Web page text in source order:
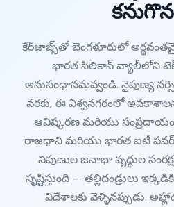
కేర్‌జాబ్స్‌తో బెంగళూరులో
భారత సిలికాన్ వ్యాలీలోని
అనుసంధానమవ్వండి. నైపుణ్య
వరకు, ఈ విశ్వనగరంలో
ఆవిష్కరణ మరియు
రాజధాని మరియు భారత ఐటీ
నిపుణుల జనాభా వృద్ధుల
సృష్టిస్తుంది — తల్లిదండ్రులు
విదేశాలకు వెళ్ళినప్పుడు.